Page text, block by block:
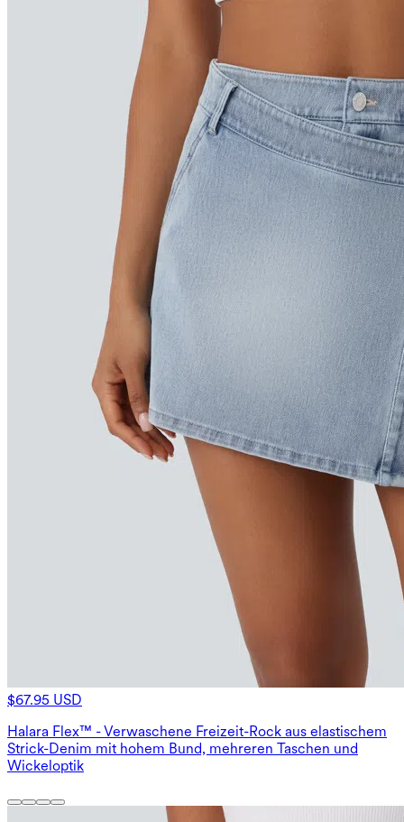
$67.95 USD
Halara Flex™ - Verwaschene Freizeit-Rock aus elastischem
Strick-Denim mit hohem Bund, mehreren Taschen und
Wickeloptik